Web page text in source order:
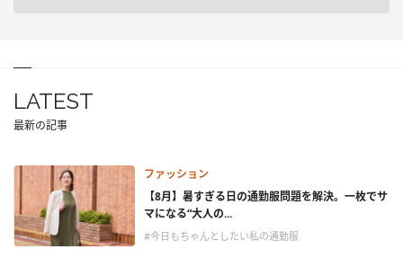
LATEST
最新の記事
ファッション
【8月】暑すぎる日の通勤服問題を解決。一枚でサ
マになる“大人の...
#今日もちゃんとしたい私の通勤服